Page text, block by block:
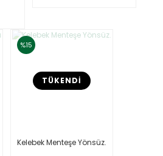
%15
TÜKENDİ
Kelebek Menteşe Yönsüz.